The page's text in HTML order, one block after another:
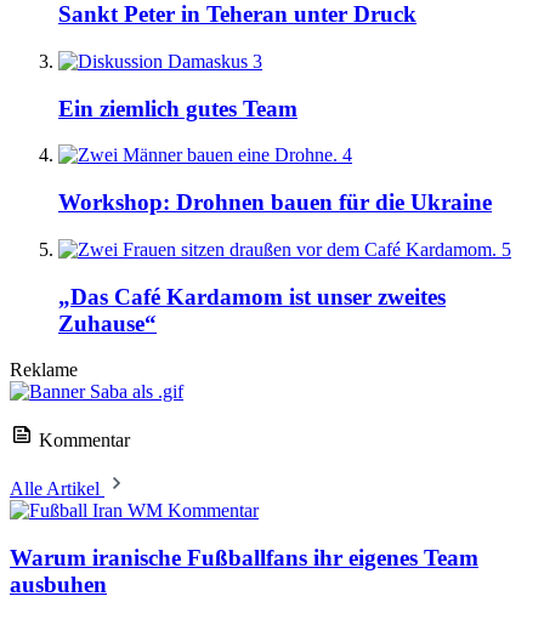
Sankt Peter in Teheran unter Druck
3
Ein ziemlich gutes Team
4
Workshop: Drohnen bauen für die Ukraine
5
„Das Café Kardamom ist unser zweites
Zuhause“
Reklame
Kommentar
Alle Artikel
Kommentar
Warum iranische Fußballfans ihr eigenes Team
ausbuhen